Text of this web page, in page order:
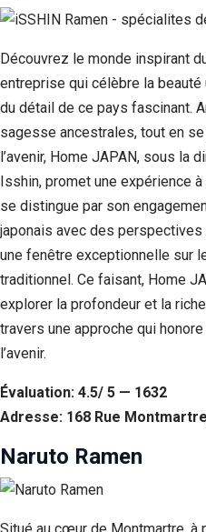
Découvrez le monde inspirant
entreprise qui célèbre la beauté
du détail de ce pays fascinant.
sagesse ancestrales, tout en
l’avenir, Home JAPAN, sous la
Isshin, promet une expérience
se distingue par son
japonais avec des
une fenêtre exceptionnelle sur
traditionnel. Ce faisant, Home
explorer la profondeur et la
travers une approche qui
l’avenir.
Évaluation: 4.5/ 5 — 1632
Adresse: 168 Rue
Naruto Ramen